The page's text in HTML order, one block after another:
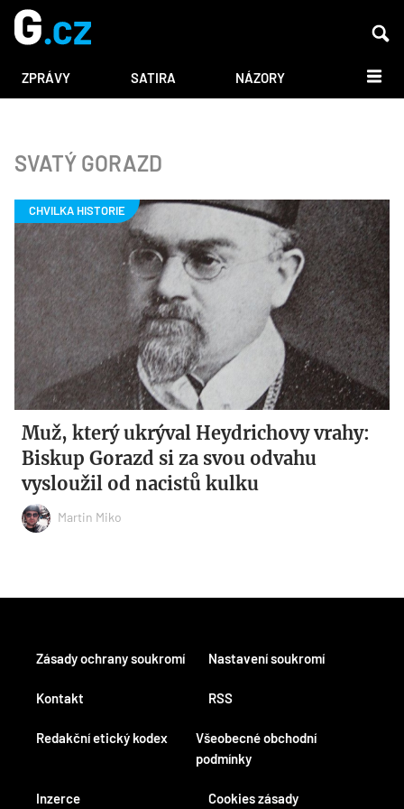
ZPRÁVY SATIRA NÁZORY DALŠÍ
SVATÝ GORAZD
Muž, který ukrýval Heydrichovy vrahy:
Biskup Gorazd si za svou odvahu
vysloužil od nacistů kulku
Martin Miko
Kontakt
Redakční etický kodex
Inzerce
RSS
Všeobecné obchodní
podmínky
Cookies zásady
Zásady ochrany soukromí Nastavení soukromí